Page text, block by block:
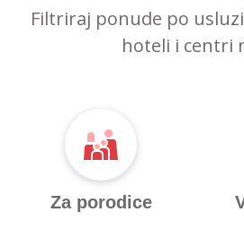
Filtriraj ponude po
hoteli i centri
Za porodice